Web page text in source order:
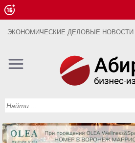
ЭКОНОМИЧЕСКИЕ ДЕЛОВЫЕ НОВОСТИ